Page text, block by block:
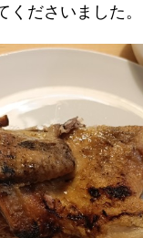
くださいました。